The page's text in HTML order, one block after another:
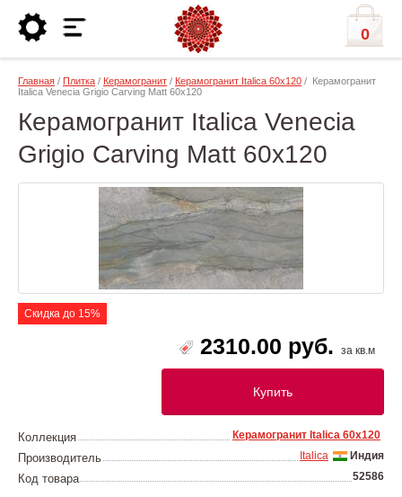
0
Главная / Плитка / Керамогранит / Керамогранит Italica 60х120 / Керамогранит
Italica Venecia Grigio Carving Matt 60x120
Керамогранит Italica Venecia
Grigio Carving Matt 60x120
Скидка до 15%
2310.00 руб. за кв.м
Купить
Коллекция Керамогранит Italica 60х120
Производитель Индия
Italica
Код товара 52586